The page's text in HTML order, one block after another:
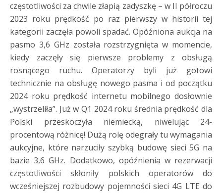
częstotliwości za chwile złapią zadyszkę – w II półroczu
2023 roku prędkość po raz pierwszy w historii tej
kategorii zaczęła powoli spadać. Opóźniona aukcja na
pasmo 3,6 GHz została rozstrzygnięta w momencie,
kiedy zaczęły się pierwsze problemy z obsługą
rosnącego ruchu. Operatorzy byli już gotowi
technicznie na obsługę nowego pasma i od początku
2024 roku prędkość internetu mobilnego dosłownie
„wystrzeliła”. Już w Q1 2024 roku średnia prędkość dla
Polski przeskoczyła niemiecką, niwelując 24-
procentową różnicę! Dużą rolę odegrały tu wymagania
aukcyjne, które narzuciły szybką budowę sieci 5G na
bazie 3,6 GHz. Dodatkowo, opóźnienia w rezerwacji
częstotliwości skłoniły polskich operatorów do
wcześniejszej rozbudowy pojemności sieci 4G LTE do